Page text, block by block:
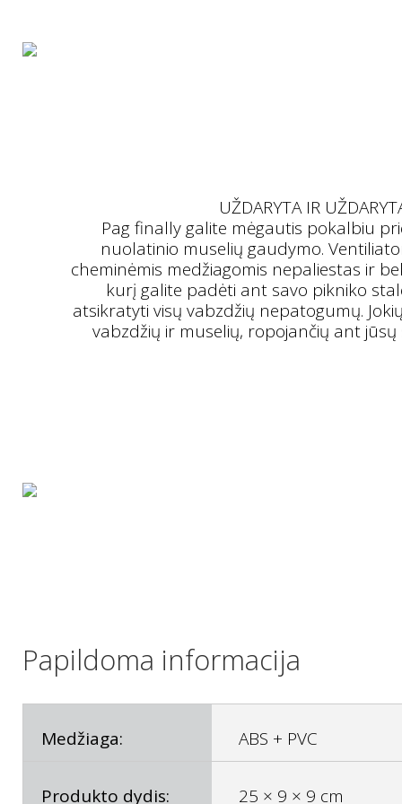
UŽDARYTA IR
Pag finally galite mėgautis pokalbiu
nuolatinio muselių gaudymo.
cheminėmis medžiagomis nepaliestas ir
kurį galite padėti ant savo pikniko
atsikratyti visų vabzdžių nepatogumų.
vabzdžių ir muselių, ropojančių ant jūsų
Papildoma informacija
Medžiaga: ABS + PVC
Produkto dydis: 25 × 9 × 9 cm